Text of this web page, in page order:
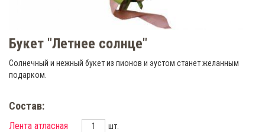
Букет "Летнее солнце"
Солнечный и нежный букет из пионов и эустом станет желанным
подарком.
Состав:
Лента атласная шт.